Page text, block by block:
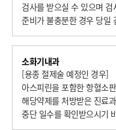
검사를 받으실 수 있으며
준비가 불충분한 경우 당일
소화기내과
[용종 절제술 예정인 경우]
아스피린을 포함한 항혈소
해당약제를 처방받은 진료
중단 일수를 확인받으시기